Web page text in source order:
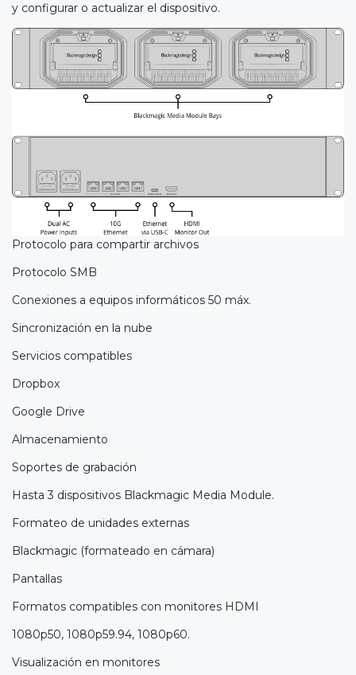
y configurar o actualizar el dispositivo.
Protocolo para compartir archivos
Protocolo SMB
Conexiones a equipos informáticos 50 máx.
Sincronización en la nube
Servicios compatibles
Dropbox
Google Drive
Almacenamiento
Soportes de grabación
Hasta 3 dispositivos Blackmagic Media Module.
Formateo de unidades externas
Blackmagic (formateado en cámara)
Pantallas
Formatos compatibles con monitores HDMI
1080p50, 1080p59.94, 1080p60.
Visualización en monitores